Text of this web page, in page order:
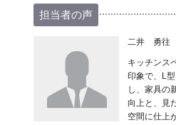
担当者の声
二井 勇往
キッチンス
印象で、L
し、家具の
向上と、見
空間に仕上